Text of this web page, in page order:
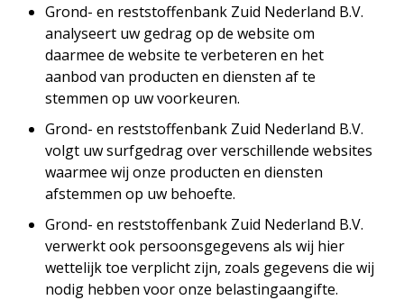
Grond- en reststoffenbank Zuid Nederland B.V.
analyseert uw gedrag op de website om
daarmee de website te verbeteren en het
aanbod van producten en diensten af te
stemmen op uw voorkeuren.
Grond- en reststoffenbank Zuid Nederland B.V.
volgt uw surfgedrag over verschillende websites
waarmee wij onze producten en diensten
afstemmen op uw behoefte.
Grond- en reststoffenbank Zuid Nederland B.V.
verwerkt ook persoonsgegevens als wij hier
wettelijk toe verplicht zijn, zoals gegevens die wij
nodig hebben voor onze belastingaangifte.